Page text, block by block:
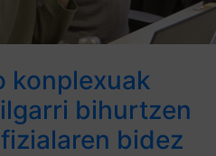
konplexuak
bihurtzen
bidez